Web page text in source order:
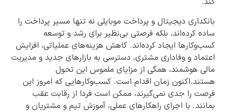
بانکداری دیجیتال و پرداخت موبایلی نه تنها مسیر پرداخت را
ساده کرده‌اند، بلکه فرصتی بی‌نظیر برای رشد و توسعه
کسب‌وکارها ایجاد کرده‌اند. کاهش هزینه‌های عملیاتی، افزایش
اعتماد و وفاداری مشتری، دسترسی به بازارهای جدید و مدیریت
مالی هوشمند، همگی از مزایای ملموس این تحول
هستند.اکنون زمان اقدام است. کسب‌وکارهایی که امروز این
فرصت را جدی نمی‌گیرند، ممکن است فردا از رقابت عقب
بمانند. با اجرای راهکارهای عملی، آموزش تیم و مشتریان و